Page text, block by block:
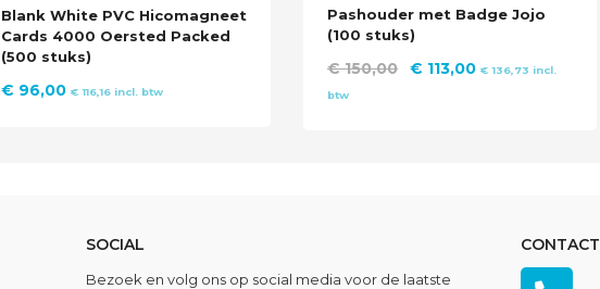
Blank White PVC Hicomagneet
Cards 4000 Oersted Packed
(500 stuks)
€ 96,00 € 116,16 incl. btw
Pashouder met Badge Jojo
(100 stuks)
€150,00
Oorspronkelijke
€ 113,00Huidige
€ 136,73 incl.
btw
SOCIAL
Bezoek en volg ons op social media voor de laatste
CONTACT